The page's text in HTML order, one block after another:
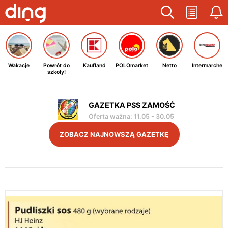
Wakacje
Powrót do
szkoły!
Kaufland POLOmarket Netto Intermarche
GAZETKA PSS ZAMOŚĆ
Oferta ważna: 11.05 - 30.05
ZOBACZ NAJNOWSZĄ GAZETKĘ